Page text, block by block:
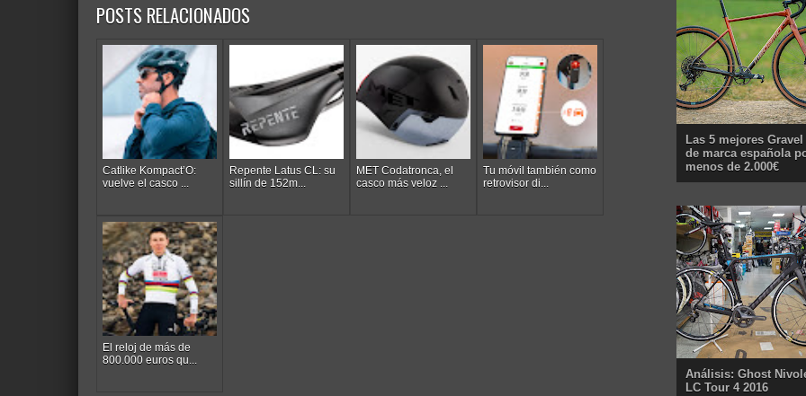
POSTS RELACIONADOS
Catlike Kompact’O:
vuelve el casco ...
Repente Latus CL: su
sillín de 152m...
MET Codatronca, el
casco más veloz ...
Tu móvil también como
retrovisor di...
El reloj de más de
800.000 euros qu...
Las 5 mejores Gravel
de marca española
menos de 2.000€
Análisis: Ghost
LC Tour 4 2016